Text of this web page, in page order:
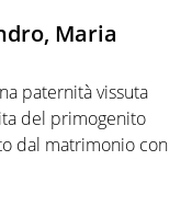
Maria
paternità vissuta
del primogenito
dal matrimonio con